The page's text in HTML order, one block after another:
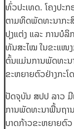
ທົ່ວປະເທດ. ໂຄງປະ
ຕາມທິດພັດທະນາກະ
ປຸງແຕ່ງ ແລະ ການບໍ
ທັນສະໄໝ ໃນຂະແໜງ
ຕົ້ນແມ່ນການພັດທະນ
ຂະຫຍາຍຕົວຢ່າງກະ
ປັດຈຸບັນ ສປປ ລາວ
ການພັດທະນາພື້ນຖາ
ບາດກ້າວຂະຫຍາຍຕົ